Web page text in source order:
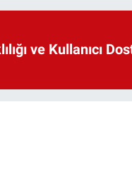
ve Kullanıcı